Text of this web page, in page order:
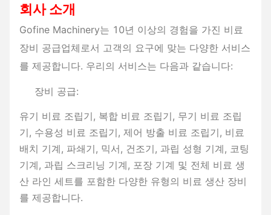
회사 소개
Gofine Machinery는 10년 이상의 경험을 가진 비료
장비 공급업체로서 고객의 요구에 맞는 다양한 서비스
를 제공합니다. 우리의 서비스는 다음과 같습니다:
장비 공급:
유기 비료 조립기, 복합 비료 조립기, 무기 비료 조립
기, 수용성 비료 조립기, 제어 방출 비료 조립기, 비료
배치 기계, 파쇄기, 믹서, 건조기, 과립 성형 기계, 코팅
기계, 과립 스크리닝 기계, 포장 기계 및 전체 비료 생
산 라인 세트를 포함한 다양한 유형의 비료 생산 장비
를 제공합니다.